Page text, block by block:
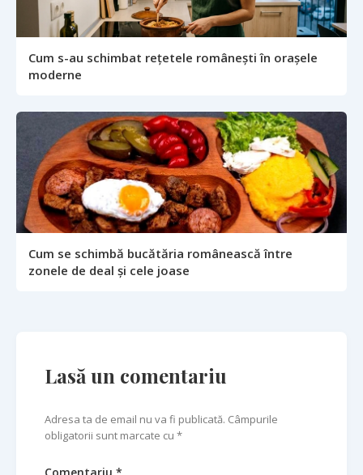
Cum s-au schimbat rețetele românești în orașele
moderne
Cum se schimbă bucătăria românească între
zonele de deal și cele joase
Lasă un comentariu
Adresa ta de email nu va fi publicată. Câmpurile
obligatorii sunt marcate cu *